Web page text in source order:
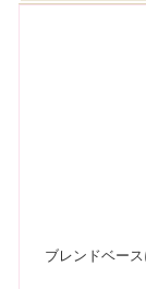
ブレンドベー